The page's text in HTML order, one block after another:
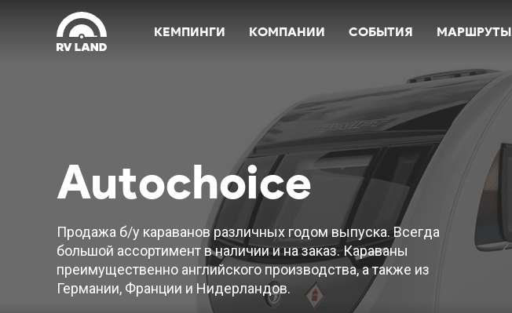
КЕМПИНГИ КОМПАНИИ СОБЫТИЯ МАРШРУТЫ
Autochoice
Продажа б/у караванов различных годом выпуска. Всегда
большой ассортимент в наличии и на заказ. Караваны
преимущественно английского производства, а также из
Германии, Франции и Нидерландов.